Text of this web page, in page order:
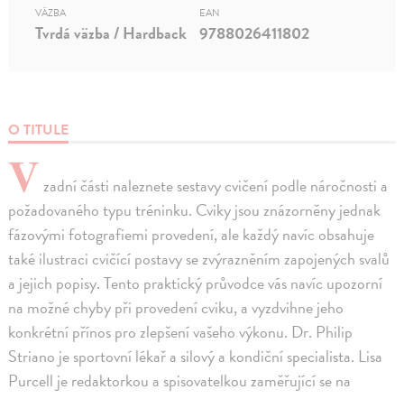
O TITULE
Vzadní části naleznete sestavy cvičení podle náročnosti a
požadovaného typu tréninku. Cviky jsou znázorněny jednak
fázovými fotografiemi provedení, ale každý navíc obsahuje
také ilustraci cvičící postavy se zvýrazněním zapojených svalů
a jejich popisy. Tento praktický průvodce vás navíc upozorní
na možné chyby při provedení cviku, a vyzdvihne jeho
konkrétní přínos pro zlepšení vašeho výkonu. Dr. Philip
Striano je sportovní lékař a silový a kondiční specialista. Lisa
Purcell je redaktorkou a spisovatelkou zaměřující se na
VÄZBA
Tvrdá väzba / Hardback
EAN
9788026411802